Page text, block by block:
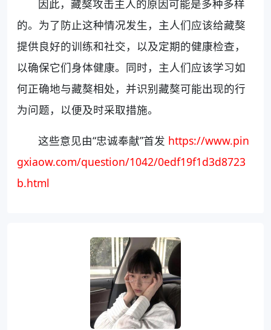
因此，藏獒攻击主人的原因可能是多种多样
的。为了防止这种情况发生，主人们应该给藏獒
提供良好的训练和社交，以及定期的健康检查，
以确保它们身体健康。同时，主人们应该学习如
何正确地与藏獒相处，并识别藏獒可能出现的行
为问题，以便及时采取措施。
这些意见由“忠诚奉献”首发 https://www.pin
gxiaow.com/question/1042/0edf19f1d3d8723
b.html